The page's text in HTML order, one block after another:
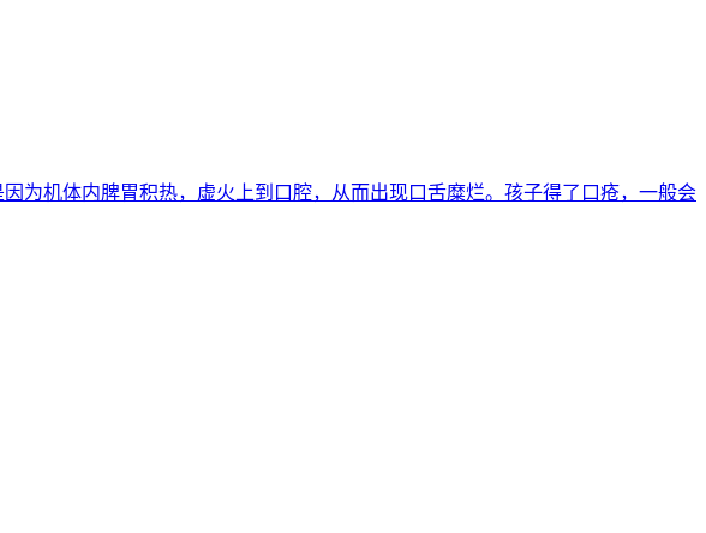
为机体内脾胃积热，虚火上到口腔，从而出现口舌糜烂。孩子得了口疮，一般会